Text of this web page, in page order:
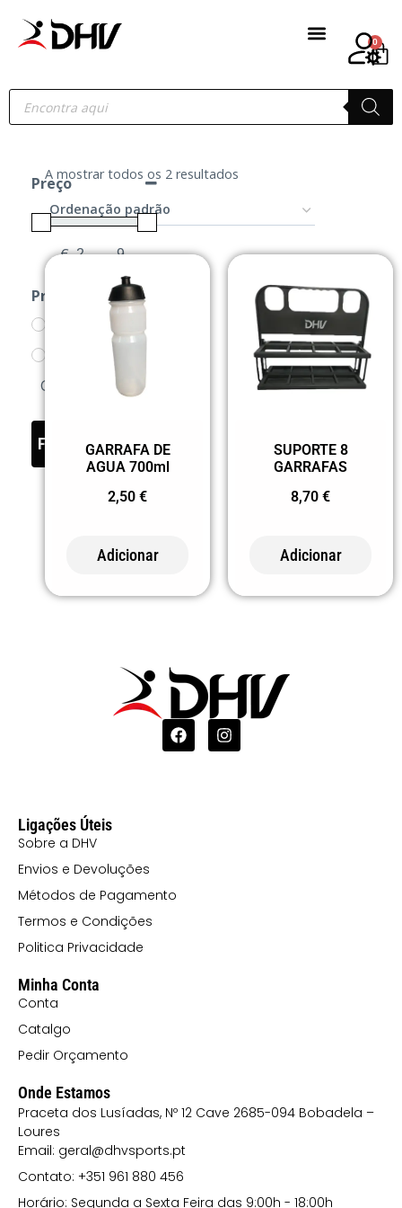
0
Preço
€ -
Produtos
ACESSÓRIOS
GARRAFAS/SUPORTE
FILTER
A mostrar todos os 2 resultados
GARRAFA DE
AGUA 700ml
2,50 €
Adicionar
SUPORTE 8
GARRAFAS
8,70 €
Adicionar
Ligações Úteis
Sobre a DHV
Envios e Devoluções
Métodos de Pagamento
Termos e Condições
Politica Privacidade
Minha Conta
Conta
Catalgo
Pedir Orçamento
Onde Estamos
Praceta dos Lusíadas, Nº 12 Cave 2685-094 Bobadela –
Loures
Email: geral@dhvsports.pt
Contato: +351 961 880 456
Horário: Segunda a Sexta Feira das 9:00h - 18:00h